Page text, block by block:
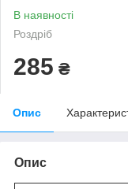
В наявності
Роздріб
285 ₴
Опис
Опис